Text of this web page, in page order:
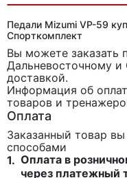
Педали Mizumi VP-59
Спорткомплект
Вы можете заказать
Дальневосточному
доставкой.
Информация об
товаров и
Оплата
Заказанный товар
способами
1. Оплата в
через платежный